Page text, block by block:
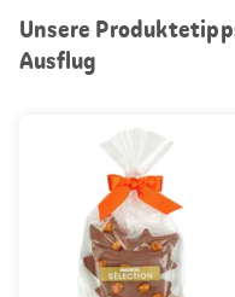
Unsere
Ausflug